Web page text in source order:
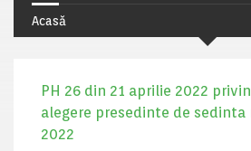
Acasă
PH 26 din 21 aprilie 2022
alegere presedinte de sedinta
2022